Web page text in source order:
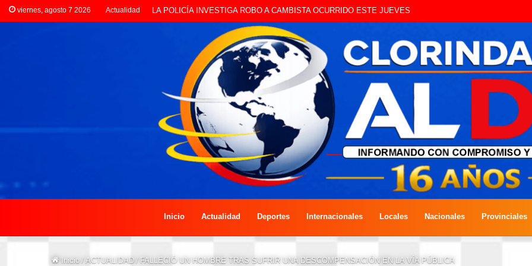
viernes, agosto 7 2026 Actualidad PREOCUPACIÓN POR MOTOS QUE CIRCULAN SIN ILUMINACIÓN
Inicio Actualidad Deportes Internacionales Locales Nacionales Provinciales
Inicio / ACTUALIDAD / FALLECIÓ UN HOMBRE TRAS SUFRIR UNA DESCOMPENSACIÓN EN LA VÍA PÚBLICA